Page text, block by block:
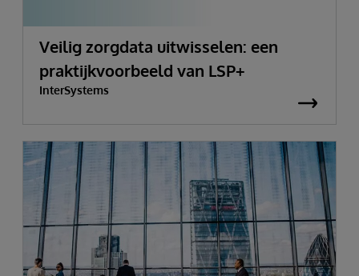
Veilig zorgdata uitwisselen: een
praktijkvoorbeeld van LSP+
InterSystems